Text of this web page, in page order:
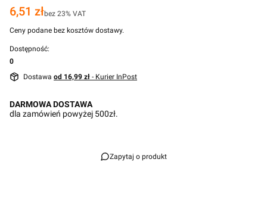
Cena
6,51 złbez 23% VAT
Ceny podane bez kosztów dostawy.
Dostępność:
0
Dostawa od 16,99 zł - Kurier InPost
DARMOWA DOSTAWA
dla zamówień powyżej 500zł.
Zapytaj o produkt